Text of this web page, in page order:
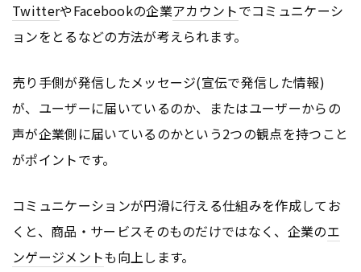
TwitterやFacebookの企業アカウントでコミュニケーシ
ョンをとるなどの方法が考えられます。
売り手側が発信したメッセージ(宣伝で発信した情報)
が、ユーザーに届いているのか、またはユーザーからの
声が企業側に届いているのかという2つの観点を持つこと
がポイントです。
コミュニケーションが円滑に行える仕組みを作成してお
くと、商品・サービスそのものだけではなく、企業のエ
ンゲージメントも向上します。